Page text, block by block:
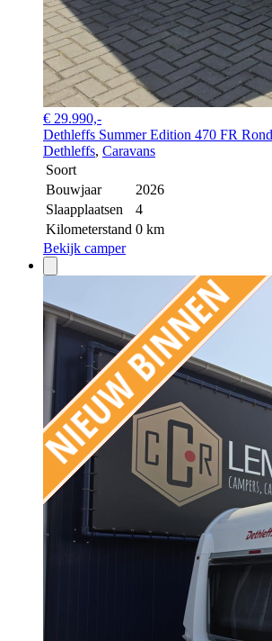
€ 29.990,-
Dethleffs Summer Edition 470 FR
Dethleffs, Caravans
Soort
Bouwjaar
2026
Slaapplaatsen
4
Kilometerstand 0 km
Bekijk camper